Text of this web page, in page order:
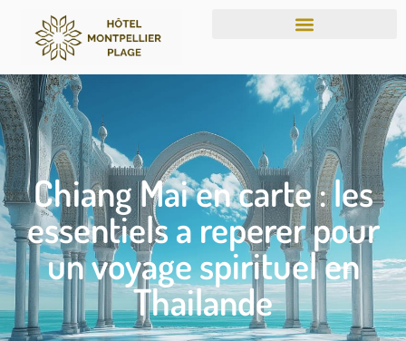
Chiang Mai en carte : les
essentiels a reperer pour
un voyage spirituel en
Thailande